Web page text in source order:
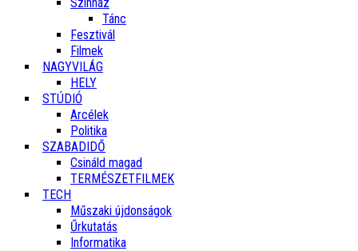
Tánc
Fesztivál
Filmek
NAGYVILÁG
HELY
STÚDIÓ
Arcélek
Politika
SZABADIDŐ
Csináld magad
TERMÉSZETFILMEK
TECH
Műszaki újdonságok
Űrkutatás
Informatika